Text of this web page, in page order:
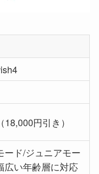
円引き）
ード/ジュニアモー
広い年齢層に対応